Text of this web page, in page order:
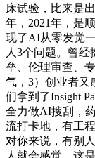
床试验，比来是
年，2021年，是
现了AI从零发觉
人3个问题。曾经
垒、伦理审查、
气，3）创业者又
们拿到了Insight
全力做AI搜刮，
流打卡地，有工
对你来说，有别
人就会感觉，这